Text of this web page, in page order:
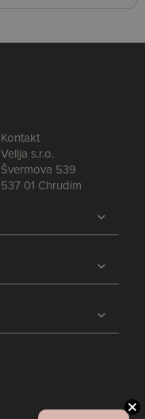
Kontakt
Velija s.r.o.
Švermova 539
537 01 Chrudim
expand_more
expand_more
expand_more